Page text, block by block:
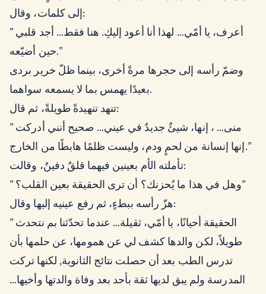
إلى كلمات، وقال:
” أعرف، يا أمّي… لهذا أنا أعود إليكِ. هنا فقط… أجد قلبي
حين أضيّعه.”
وضمّ رأسه إلى حجرها مرةً أخرى، بينما ظلّ خرير بردى
بعيدًا يهمس بما لا يسمعه سواهما.
تنهد تنهيدةً طويلةً، ثم قال:
” منى… ، إنها، شيئٌ جديدٌ في عيني… صحيح أنني أدركت
إنها إنسانة من لحمٍ ودم، وليست ظلمًا هابطًا من الخارج.”
تأملته الأم بعينين فيهما قلقٌ دفينٌ، وقالت:
” وهل في هذا ما يُحزنك؟ أن ترى الحقيقة بعين القلب؟”
هزّ رأسه ببطءٍ، ثم رفع عينيه إليها وقال:
” الحقيقة أحيانًا، يا أمّي، ثقيلة… عندما تحدّثنا بم نتحدث
طويلاً، لكن والدها كشف لي عن همومها، عن حلمها بأن
تدرس الطب بعد أن حصلت نتائج الثانوية, لكنها تركت
المدرسة ولم يبق لديها ثقة بأحد بعد وفاة والدتها وأخيها…